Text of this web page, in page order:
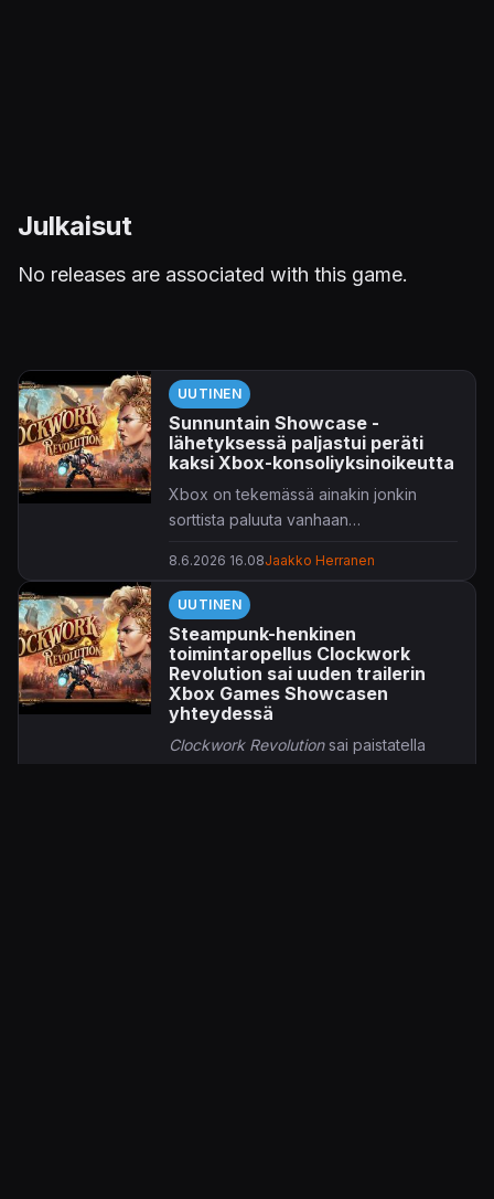
Julkaisut
No releases are associated with this game.
UUTINEN
Sunnuntain Showcase -
lähetyksessä paljastui peräti
kaksi Xbox-konsoliyksinoikeutta
Xbox on tekemässä ainakin jonkin
sorttista paluuta vanhaan
8.6.2026 16.08Jaakko Herranen
UUTINEN
Steampunk-henkinen
toimintaropellus Clockwork
Revolution sai uuden trailerin
Xbox Games Showcasen
yhteydessä
Clockwork Revolutionsai paistatella